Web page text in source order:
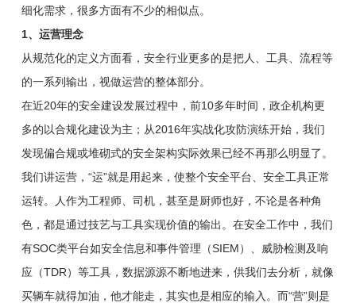
细化需求，很多方面有不少的相似点。
1、运营理念
从规范化的定义方面看，安全行业更多的是把人、工具、流程等
的一系列输出，视做运营的整体部分。
在近20年的安全建设发展过程中，前10多年时间，政企机构更
多的以合规化建设为主；从2016年实战化攻防演练开始，我们
发现偏合规或堆砌式的安全架构实际效果已经不再那么明显了。
我们讲运营，“运”就是用起来，使整个安全平台、安全工具正常
运转。人作为工程师、司机，甚至是厨师也好，不论是各种角
色，都是通过技艺与工具实现价值的输出。在安全工作中，我们
有SOC类平台如安全信息和事件管理（SIEM）、威胁检测及响
应（TDR）等工具，数据源源不断地进来，供我们去分析，就像
买辆车就得加油，他才能走，其实也是相应的输入。而“营”则是